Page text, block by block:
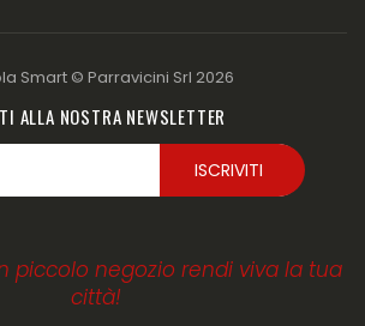
Smart © Parravicini Srl 2026
ALLA NOSTRA NEWSLETTER
piccolo negozio rendi viva la tua
città!